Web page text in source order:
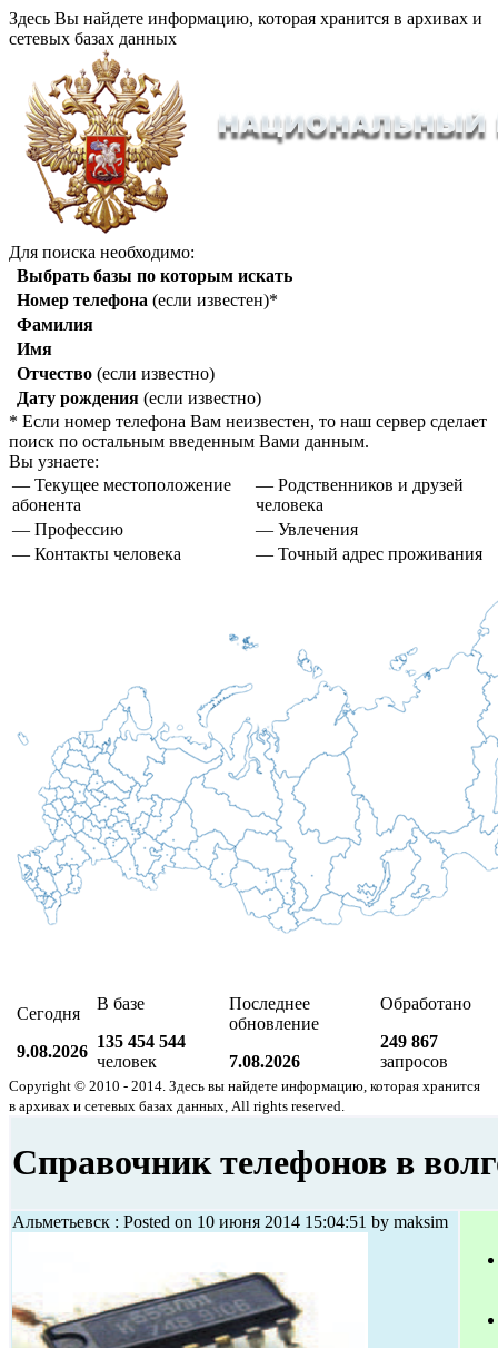
Здесь Вы найдете информацию, которая хранится в архивах и
сетевых базах данных
Для поиска необходимо:
Выбрать базы по которым искать
Номер телефона (если известен)*
Фамилия
Имя
Отчество (если известно)
Дату рождения (если известно)
* Если номер телефона Вам неизвестен, то наш сервер сделает
поиск по остальным введенным Вами данным.
Вы узнаете:
— Текущее местоположение
абонента
— Родственников и друзей
человека
— Профессию
— Увлечения
— Контакты человека
— Точный адрес проживания
Сегодня
9.08.2026
В базе
135 454 544
человек
Последнее
обновление
7.08.2026
Обработано
249 867
запросов
Copyright © 2010 - 2014. Здесь вы найдете информацию, которая хранится
в архивах и сетевых базах данных, All rights reserved.
Справочник телефонов в
Альметьевск : Posted on 10 июня 2014 15:04:51 by maksim